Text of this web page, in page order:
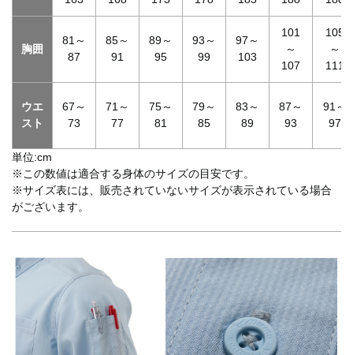
胸囲
81～
87
85～
91
89～
95
93～
99
97～
103
101
～
107
105
～
111
ウエ
スト
67～
73
71～
77
75～
81
79～
85
83～
89
87～
93
91～
97
単位:cm
※この数値は適合する身体のサイズの目安です。
※サイズ表には、販売されていないサイズが表示されている場合
がございます。